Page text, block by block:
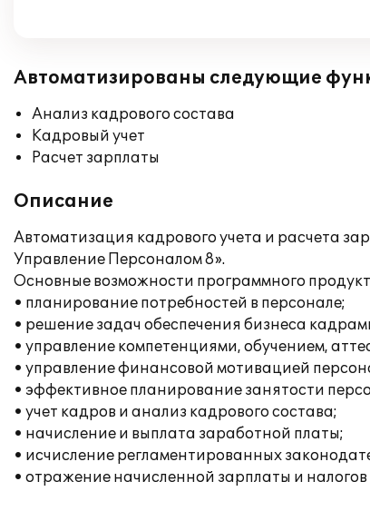
Автоматизированы следующие
Анализ кадрового состава
Кадровый учет
Расчет зарплаты
Описание
Автоматизация кадрового учета и расчета
Управление Персоналом 8».
Основные возможности программного
• планирование потребностей в персонале;
• решение задач обеспечения бизнеса
• управление компетенциями, обучением,
• управление финансовой мотивацией
• эффективное планирование занятости
• учет кадров и анализ кадрового состава;
• начисление и выплата заработной платы;
• исчисление регламентированных
• отражение начисленной зарплаты и